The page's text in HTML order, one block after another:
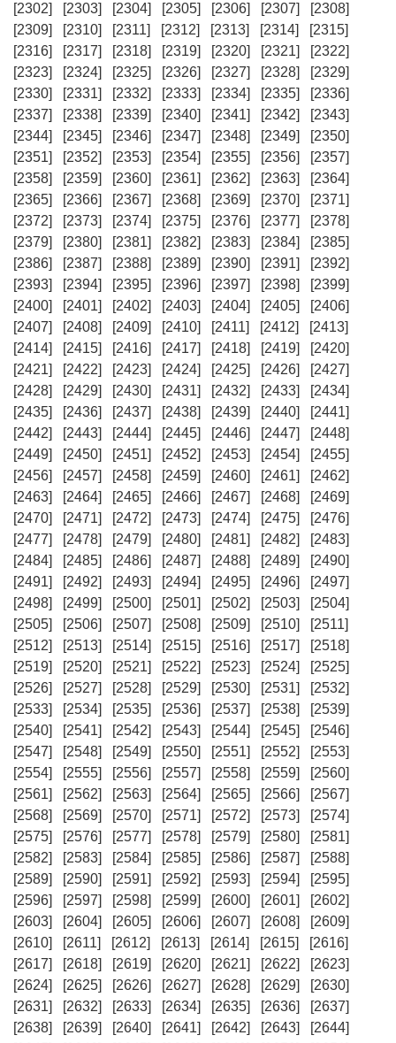
[2302]
[2303] [2304] [2305] [2306] [2307]
[2308]
[2309]
[2310] [2311] [2312] [2313] [2314]
[2315]
[2316]
[2317] [2318] [2319] [2320] [2321]
[2322]
[2323]
[2324] [2325] [2326] [2327] [2328]
[2329]
[2330]
[2331] [2332] [2333] [2334] [2335]
[2336]
[2337]
[2338] [2339] [2340] [2341] [2342]
[2343]
[2344]
[2345] [2346] [2347] [2348] [2349]
[2350]
[2351]
[2352] [2353] [2354] [2355] [2356]
[2357]
[2358]
[2359] [2360] [2361] [2362] [2363]
[2364]
[2365]
[2366] [2367] [2368] [2369] [2370]
[2371]
[2372]
[2373] [2374] [2375] [2376] [2377]
[2378]
[2379]
[2380] [2381] [2382] [2383] [2384]
[2385]
[2386]
[2387] [2388] [2389] [2390] [2391]
[2392]
[2393]
[2394] [2395] [2396] [2397] [2398]
[2399]
[2400]
[2401] [2402] [2403] [2404] [2405]
[2406]
[2407]
[2408] [2409] [2410] [2411] [2412]
[2413]
[2414]
[2415] [2416] [2417] [2418] [2419]
[2420]
[2421]
[2422] [2423] [2424] [2425] [2426]
[2427]
[2428]
[2429] [2430] [2431] [2432] [2433]
[2434]
[2435]
[2436] [2437] [2438] [2439] [2440]
[2441]
[2442]
[2443] [2444] [2445] [2446] [2447]
[2448]
[2449]
[2450] [2451] [2452] [2453] [2454]
[2455]
[2456]
[2457] [2458] [2459] [2460] [2461]
[2462]
[2463]
[2464] [2465] [2466] [2467] [2468]
[2469]
[2470]
[2471] [2472] [2473] [2474] [2475]
[2476]
[2477]
[2478] [2479] [2480] [2481] [2482]
[2483]
[2484]
[2485] [2486] [2487] [2488] [2489]
[2490]
[2491]
[2492] [2493] [2494] [2495] [2496]
[2497]
[2498]
[2499] [2500] [2501] [2502] [2503]
[2504]
[2505]
[2506] [2507] [2508] [2509] [2510]
[2511]
[2512]
[2513] [2514] [2515] [2516] [2517]
[2518]
[2519]
[2520] [2521] [2522] [2523] [2524]
[2525]
[2526]
[2527] [2528] [2529] [2530] [2531]
[2532]
[2533]
[2534] [2535] [2536] [2537] [2538]
[2539]
[2540]
[2541] [2542] [2543] [2544] [2545]
[2546]
[2547]
[2548] [2549] [2550] [2551] [2552]
[2553]
[2554]
[2555] [2556] [2557] [2558] [2559]
[2560]
[2561]
[2562] [2563] [2564] [2565] [2566]
[2567]
[2568]
[2569] [2570] [2571] [2572] [2573]
[2574]
[2575]
[2576] [2577] [2578] [2579] [2580]
[2581]
[2582]
[2583] [2584] [2585] [2586] [2587]
[2588]
[2589]
[2590] [2591] [2592] [2593] [2594]
[2595]
[2596]
[2597] [2598] [2599] [2600] [2601]
[2602]
[2603]
[2604] [2605] [2606] [2607] [2608]
[2609]
[2610]
[2611] [2612] [2613] [2614] [2615]
[2616]
[2617]
[2618] [2619] [2620] [2621] [2622]
[2623]
[2624]
[2625] [2626] [2627] [2628] [2629]
[2630]
[2631]
[2632] [2633] [2634] [2635] [2636]
[2637]
[2638]
[2639] [2640] [2641] [2642] [2643]
[2644]